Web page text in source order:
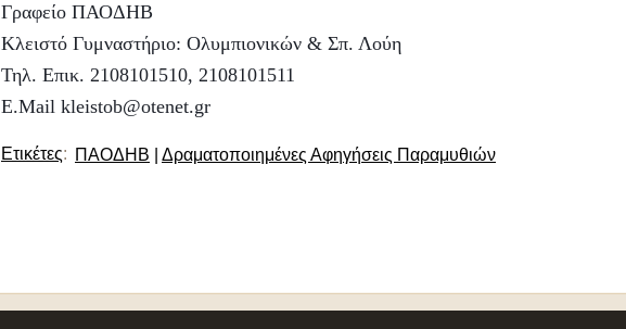
Γραφείο ΠΑΟΔΗΒ
Κλειστό Γυμναστήριο: Ολυμπιονικών & Σπ. Λούη
Τηλ. Επικ. 2108101510, 2108101511
E.Mail kleistob@otenet.gr
Ετικέτες: ΠΑΟΔΗΒ Δραματοποιημένες Αφηγήσεις Παραμυθιών